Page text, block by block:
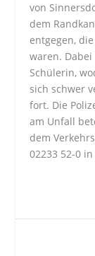
von
dem
entgegen,
waren.
Schülerin,
sich schwer
fort. Die
am Unfall
dem
02233 52-0